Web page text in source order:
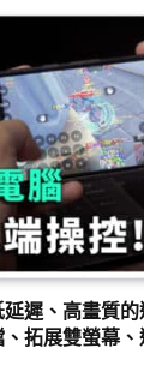
延遲、高畫質
、拓展雙螢幕